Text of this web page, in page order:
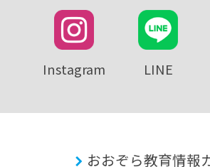
Instagram LINE
おおぞら教育情報